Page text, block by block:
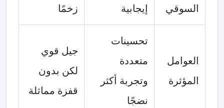
السوقي
إيجابية
زخمًا
العوامل
المؤثرة
تحسينات
متعددة
وتجربة أكثر
نضجًا
جيل قوي
لكن بدون
قفزة مماثلة